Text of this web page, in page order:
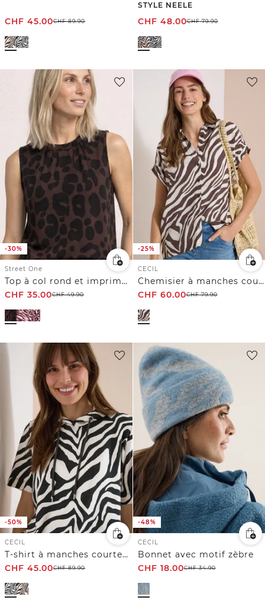
CHF 45.00CHF89.90
STYLE NEELE
CHF 48.00CHF79.90
-30%
Street One
Top à col rond et imprimé zèbre
CHF 35.00CHF49.90
-25%
CECIL
Chemisier à manches courtes imprimé zèbre
CHF 60.00CHF79.90
-50%
CECIL
T-shirt à manches courtes avec capuche et structure
CHF 45.00CHF89.90
-48%
CECIL
Bonnet avec motif zèbre
CHF 18.00CHF34.90